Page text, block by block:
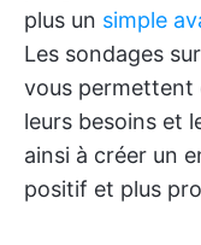
plus un simple
Les sondages
vous permettent
leurs besoins et
ainsi à créer un
positif et plus